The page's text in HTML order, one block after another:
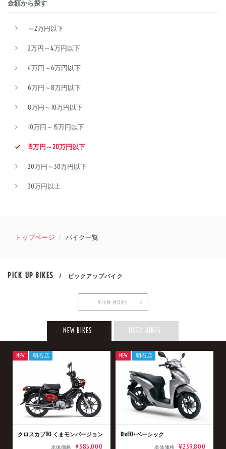
金額から探す
～2万円以下
2万円～4万円以下
4万円～6万円以下
6万円～8万円以下
8万円～10万円以下
10万円～15万円以下
15万円～20万円以下
20万円～30万円以下
30万円以上
トップページ バイク一覧
PICK UP BIKES / ピックアップバイク
VIEW MORE
NEW BIKES USED BIKES
クロスカブ110 くまモンバージョン
本体価格 ¥385,000
NEW 明石店
Dio110･ベーシック
本体価格 ¥239,800
NEW 明石店